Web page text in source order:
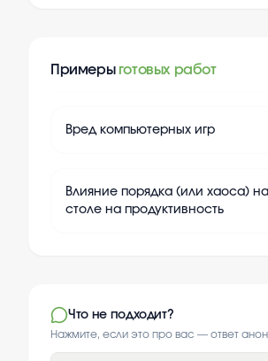
Примеры готовых работ
Вред компьютерных игр
Влияние порядка (или хаоса)
столе на продуктивность
Что не подходит?
Нажмите, если это про вас — ответ